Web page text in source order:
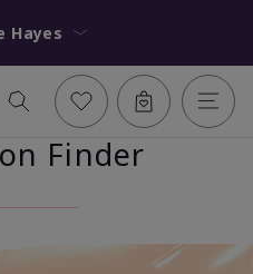
Katie Hayes
Finder